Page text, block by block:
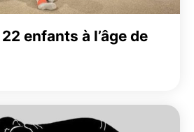
enfants à l’âge de